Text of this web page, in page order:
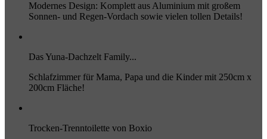
Modernes Design: Komplett aus Aluminium mit großem
Sonnen- und Regen-Vordach sowie vielen tollen Details!
Das Yuna-Dachzelt Family...
Schlafzimmer für Mama, Papa und die Kinder mit 250cm x
200cm Fläche!
Trocken-Trenntoilette von Boxio